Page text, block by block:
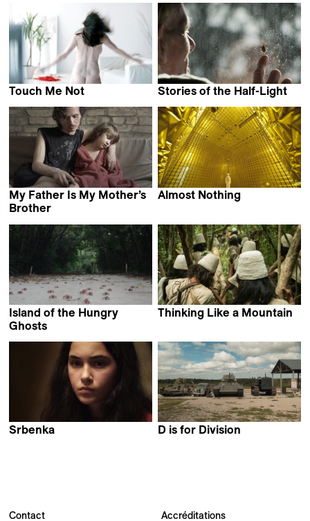
Touch Me Not
Stories of the Half-Light
My Father Is My Mother’s
Brother
Almost Nothing
Island of the Hungry
Ghosts
Thinking Like a Mountain
Srbenka
D is for Division
Contact Accréditations